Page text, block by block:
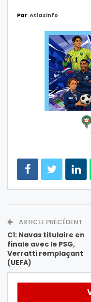
Par Atlasinfo
ARTICLE PRÉCÉDENT
C1: Navas titulaire en
finale avec le PSG,
Verratti remplaçant
(UEFA)